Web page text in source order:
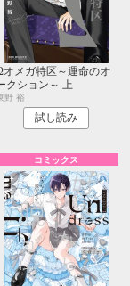
メガ特区～運命のオ
クション～ 上
野 裕
試し読み
コミックス